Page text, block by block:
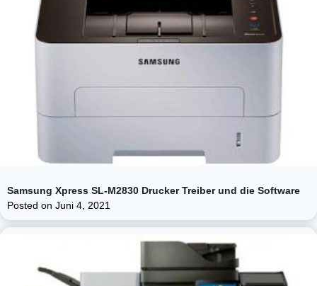
Samsung Xpress SL-M2830 Drucker Treiber und die Software
Posted on Juni 4, 2021